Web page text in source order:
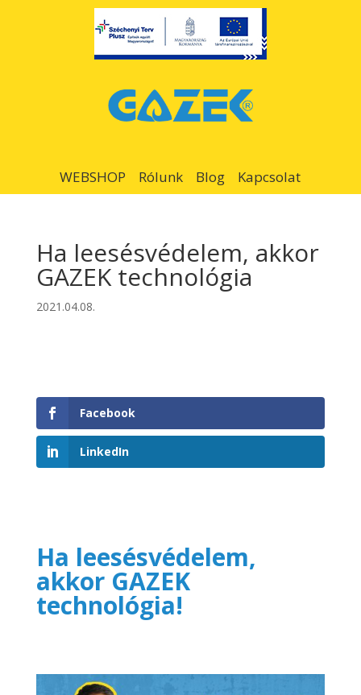
WEBSHOP Rólunk Blog Kapcsolat
Ha leesésvédelem, akkor
GAZEK technológia
2021.04.08.
Facebook
LinkedIn
Ha leesésvédelem,
akkor GAZEK
technológia!